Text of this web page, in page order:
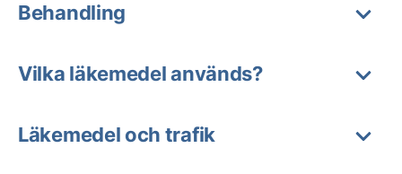
Behandling
Vilka läkemedel används?
Läkemedel och trafik